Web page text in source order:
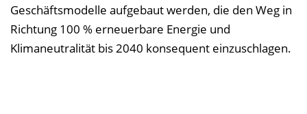
Geschäftsmodelle aufgebaut werden, die den Weg in
Richtung 100 % erneuerbare Energie und
Klimaneutralität bis 2040 konsequent einzuschlagen.